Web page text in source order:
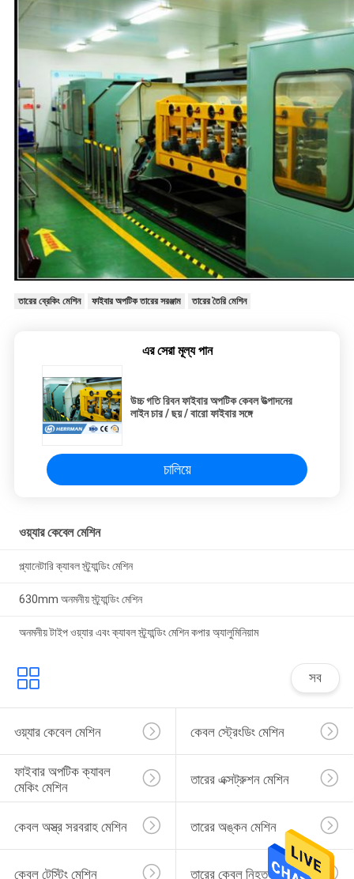
তারের ব্রেকিং মেশিন ফাইবার অপটিক তারের সরঞ্জাম তারের তৈরি মেশিন
এর সেরা মূল্য পান
উচ্চ গতি রিবন ফাইবার অপটিক কেবল উত্পাদনের
লাইন চার / ছয় / বারো ফাইবার সঙ্গে
চালিয়ে
ওয়্যার কেবেল মেশিন
প্ল্যানেটারি ক্যাবল স্ট্র্যান্ডিং মেশিন
630mm অনমনীয় স্ট্র্যান্ডিং মেশিন
অনমনীয় টাইপ ওয়্যার এবং ক্যাবল স্ট্র্যান্ডিং মেশিন কপার অ্যালুমিনিয়াম
সব
ওয়্যার কেবেল মেশিন কেবল স্ট্রেংডিং মেশিন
ফাইবার অপটিক ক্যাবল
মেকিং মেশিন
তারের এক্সট্রুশন মেশিন
কেবল অস্ত্র সরবরাহ মেশিন তারের অঙ্কন মেশিন
কেবল টেস্টিং মেশিন তারের কেবল নিহত